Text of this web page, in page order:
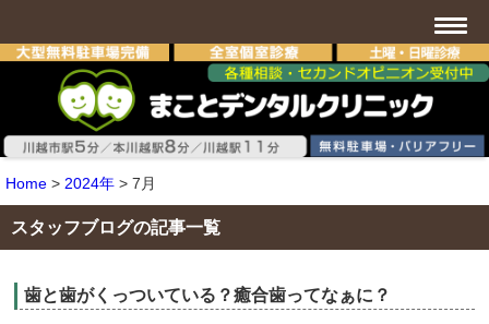
Home > 2024年 > 7月
スタッフブログの記事一覧
歯と歯がくっついている？癒合歯ってなぁに？